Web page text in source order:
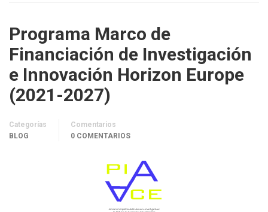
Programa Marco de
Financiación de Investigación
e Innovación Horizon Europe
(2021-2027)
Categorías
BLOG
Comentarios
0 COMENTARIOS